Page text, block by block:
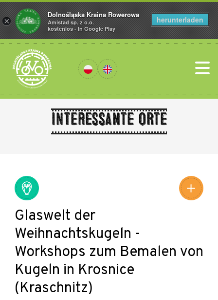
Interessante Orte
Glaswelt der
Weihnachtskugeln -
Workshops zum Bemalen von
Kugeln in Krosnice
(Kraschnitz)
×
Dolnośląska Kraina Rowerowa
Amistad sp. z o.o.
kostenlos - In Google Play
herunterladen